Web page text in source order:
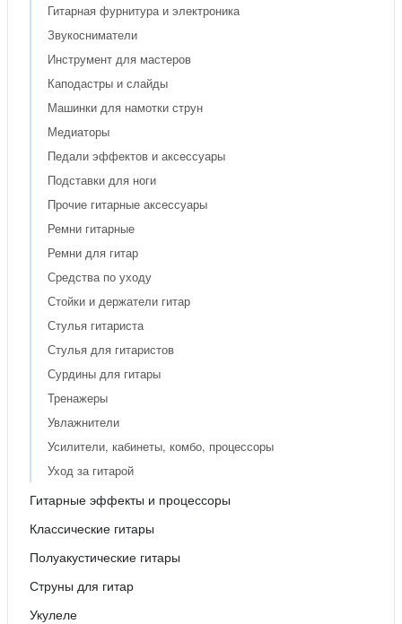
Гитарная фурнитура и электроника
Звукосниматели
Инструмент для мастеров
Каподастры и слайды
Машинки для намотки струн
Медиаторы
Педали эффектов и аксессуары
Подставки для ноги
Прочие гитарные аксессуары
Ремни гитарные
Ремни для гитар
Средства по уходу
Стойки и держатели гитар
Стулья гитариста
Стулья для гитаристов
Сурдины для гитары
Тренажеры
Увлажнители
Усилители, кабинеты, комбо, процессоры
Уход за гитарой
Гитарные эффекты и процессоры
Классические гитары
Полуакустические гитары
Струны для гитар
Укулеле